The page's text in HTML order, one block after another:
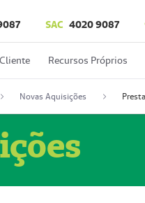
SAC 4020 9087
Cliente Recursos Próprios
Novas Aquisições